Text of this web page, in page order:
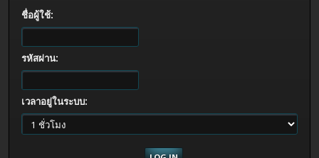
ชื่อผู้ใช้:
รหัสผ่าน:
เวลาอยู่ในระบบ: